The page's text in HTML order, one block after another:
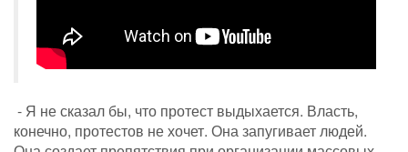
- Я не сказал бы, что протест выдыхается. Власть,
конечно, протестов не хочет. Она запугивает людей.